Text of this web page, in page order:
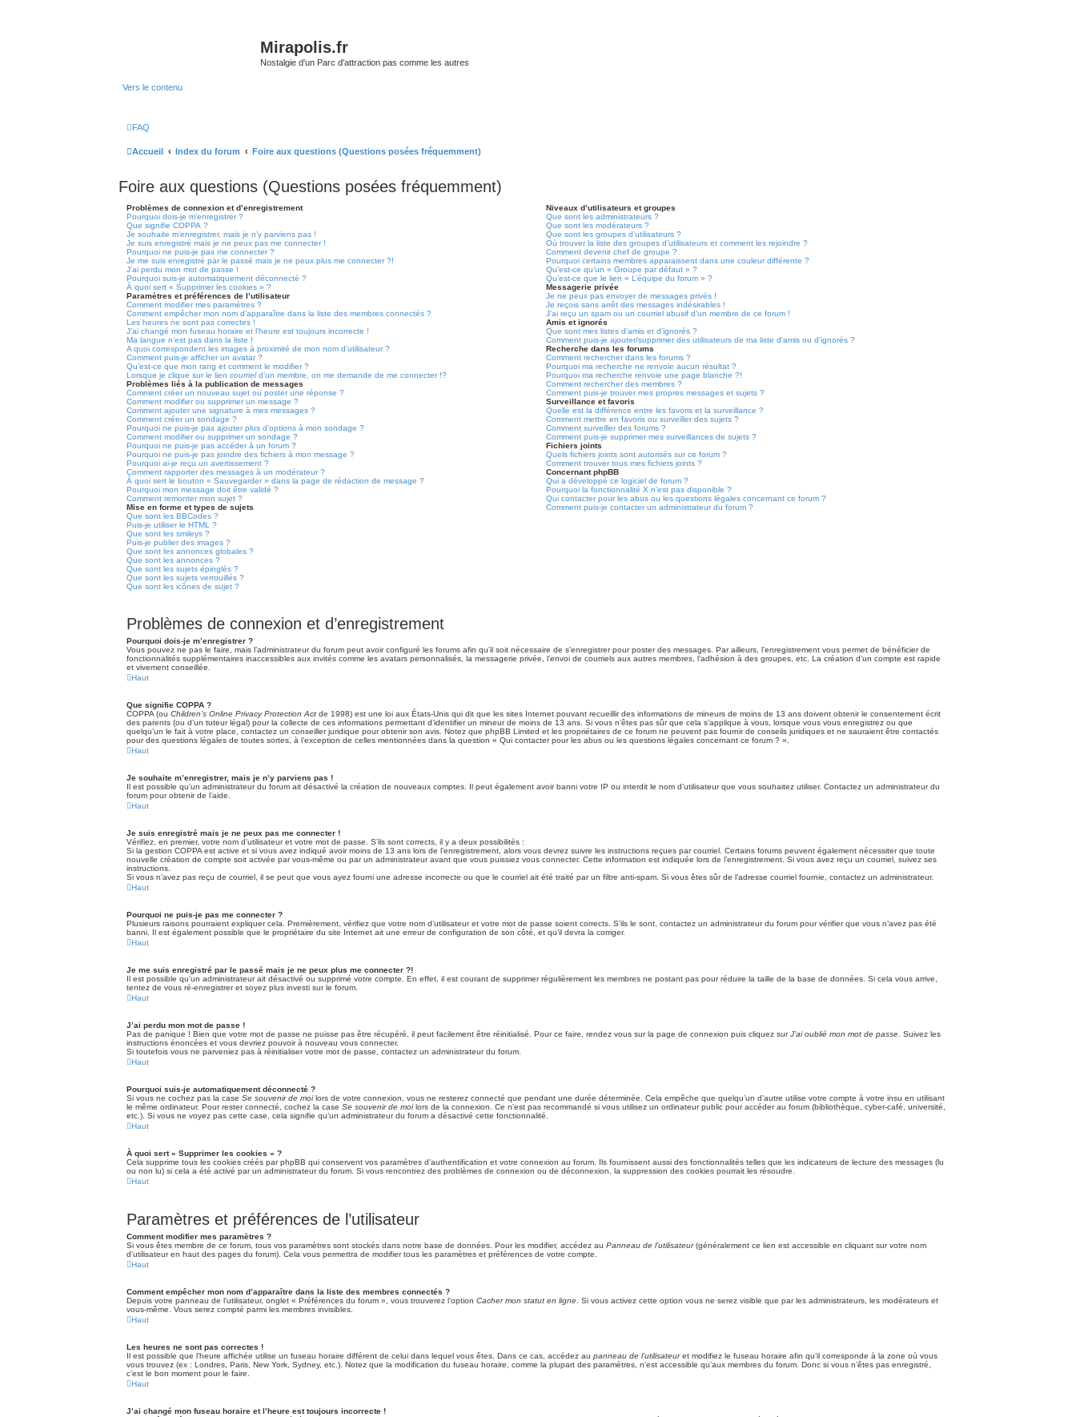
Mirapolis.fr
Nostalgie d'un Parc d'attraction pas comme les autres
Vers le contenu
FAQ
Accueil Index du forum Foire aux questions (Questions posées fréquemment)
Foire aux questions (Questions posées fréquemment)
Problèmes de connexion et d’enregistrement
Pourquoi dois-je m’enregistrer ?
Que signifie COPPA ?
Je souhaite m’enregistrer, mais je n’y parviens pas !
Je suis enregistré mais je ne peux pas me connecter !
Pourquoi ne puis-je pas me connecter ?
Je me suis enregistré par le passé mais je ne peux plus me connecter ?!
J’ai perdu mon mot de passe !
Pourquoi suis-je automatiquement déconnecté ?
À quoi sert « Supprimer les cookies » ?
Paramètres et préférences de l’utilisateur
Comment modifier mes paramètres ?
Comment empêcher mon nom d’apparaître dans la liste des membres connectés ?
Les heures ne sont pas correctes !
J’ai changé mon fuseau horaire et l’heure est toujours incorrecte !
Ma langue n’est pas dans la liste !
A quoi correspondent les images à proximité de mon nom d’utilisateur ?
Comment puis-je afficher un avatar ?
Qu’est-ce que mon rang et comment le modifier ?
Lorsque je clique sur le lien courrield’un membre, on me demande de me connecter !?
Problèmes liés à la publication de messages
Comment créer un nouveau sujet ou poster une réponse ?
Comment modifier ou supprimer un message ?
Comment ajouter une signature à mes messages ?
Comment créer un sondage ?
Pourquoi ne puis-je pas ajouter plus d’options à mon sondage ?
Comment modifier ou supprimer un sondage ?
Pourquoi ne puis-je pas accéder à un forum ?
Pourquoi ne puis-je pas joindre des fichiers à mon message ?
Pourquoi ai-je reçu un avertissement ?
Comment rapporter des messages à un modérateur ?
À quoi sert le bouton « Sauvegarder » dans la page de rédaction de message ?
Pourquoi mon message doit être validé ?
Comment remonter mon sujet ?
Mise en forme et types de sujets
Que sont les BBCodes ?
Puis-je utiliser le HTML ?
Que sont les smileys ?
Puis-je publier des images ?
Que sont les annonces globales ?
Que sont les annonces ?
Que sont les sujets épinglés ?
Que sont les sujets verrouillés ?
Que sont les icônes de sujet ?
Niveaux d’utilisateurs et groupes
Que sont les administrateurs ?
Que sont les modérateurs ?
Que sont les groupes d’utilisateurs ?
Où trouver la liste des groupes d’utilisateurs et comment les rejoindre ?
Comment devenir chef de groupe ?
Pourquoi certains membres apparaissent dans une couleur différente ?
Qu’est-ce qu’un « Groupe par défaut » ?
Qu’est-ce que le lien « L’équipe du forum » ?
Messagerie privée
Je ne peux pas envoyer de messages privés !
Je reçois sans arrêt des messages indésirables !
J’ai reçu un spam ou un courriel abusif d’un membre de ce forum !
Amis et ignorés
Que sont mes listes d’amis et d’ignorés ?
Comment puis-je ajouter/supprimer des utilisateurs de ma liste d’amis ou d’ignorés ?
Recherche dans les forums
Comment rechercher dans les forums ?
Pourquoi ma recherche ne renvoie aucun résultat ?
Pourquoi ma recherche renvoie une page blanche ?!
Comment rechercher des membres ?
Comment puis-je trouver mes propres messages et sujets ?
Surveillance et favoris
Quelle est la différence entre les favoris et la surveillance ?
Comment mettre en favoris ou surveiller des sujets ?
Comment surveiller des forums ?
Comment puis-je supprimer mes surveillances de sujets ?
Fichiers joints
Quels fichiers joints sont autorisés sur ce forum ?
Comment trouver tous mes fichiers joints ?
Concernant phpBB
Qui a développé ce logiciel de forum ?
Pourquoi la fonctionnalité X n’est pas disponible ?
Qui contacter pour les abus ou les questions légales concernant ce forum ?
Comment puis-je contacter un administrateur du forum ?
Problèmes de connexion et d’enregistrement
Pourquoi dois-je m’enregistrer ?
Vous pouvez ne pas le faire, mais l’administrateur du forum peut avoir configuré les forums afin qu’il soit nécessaire de s’enregistrer pour poster des messages. Par ailleurs, l’enregistrement vous permet de bénéficier de
fonctionnalités supplémentaires inaccessibles aux invités comme les avatars personnalisés, la messagerie privée, l’envoi de courriels aux autres membres, l’adhésion à des groupes, etc. La création d’un compte est rapide
et vivement conseillée.
Haut
Que signifie COPPA ?
COPPA (ou Children’s Online Privacy Protection Act de 1998) est une loi aux États-Unis qui dit que les sites Internet pouvant recueillir des informations de mineurs de moins de 13 ans doivent obtenir le consentement écrit
des parents (ou d’un tuteur légal) pour la collecte de ces informations permettant d’identifier un mineur de moins de 13 ans. Si vous n’êtes pas sûr que cela s’applique à vous, lorsque vous vous enregistrez ou que
quelqu’un le fait à votre place, contactez un conseiller juridique pour obtenir son avis. Notez que phpBB Limited et les propriétaires de ce forum ne peuvent pas fournir de conseils juridiques et ne sauraient être contactés
pour des questions légales de toutes sortes, à l’exception de celles mentionnées dans la question « Qui contacter pour les abus ou les questions légales concernant ce forum ? ».
Haut
Je souhaite m’enregistrer, mais je n’y parviens pas !
Il est possible qu’un administrateur du forum ait désactivé la création de nouveaux comptes. Il peut également avoir banni votre IP ou interdit le nom d’utilisateur que vous souhaitez utiliser. Contactez un administrateur du
forum pour obtenir de l’aide.
Haut
Je suis enregistré mais je ne peux pas me connecter !
Vérifiez, en premier, votre nom d’utilisateur et votre mot de passe. S’ils sont corrects, il y a deux possibilités :
Si la gestion COPPA est active et si vous avez indiqué avoir moins de 13 ans lors de l’enregistrement, alors vous devrez suivre les instructions reçues par courriel. Certains forums peuvent également nécessiter que toute
nouvelle création de compte soit activée par vous-même ou par un administrateur avant que vous puissiez vous connecter. Cette information est indiquée lors de l’enregistrement. Si vous avez reçu un courriel, suivez ses
instructions.
Si vous n’avez pas reçu de courriel, il se peut que vous ayez fourni une adresse incorrecte ou que le courriel ait été traité par un filtre anti-spam. Si vous êtes sûr de l’adresse courriel fournie, contactez un administrateur.
Haut
Pourquoi ne puis-je pas me connecter ?
Plusieurs raisons pourraient expliquer cela. Premièrement, vérifiez que votre nom d’utilisateur et votre mot de passe soient corrects. S’ils le sont, contactez un administrateur du forum pour vérifier que vous n’avez pas été
banni. Il est également possible que le propriétaire du site Internet ait une erreur de configuration de son côté, et qu’il devra la corriger.
Haut
Je me suis enregistré par le passé mais je ne peux plus me connecter ?!
Il est possible qu’un administrateur ait désactivé ou supprimé votre compte. En effet, il est courant de supprimer régulièrement les membres ne postant pas pour réduire la taille de la base de données. Si cela vous arrive,
tentez de vous ré-enregistrer et soyez plus investi sur le forum.
Haut
J’ai perdu mon mot de passe !
Pas de panique ! Bien que votre mot de passe ne puisse pas être récupéré, il peut facilement être réinitialisé. Pour ce faire, rendez vous sur la page de connexion puis cliquez surJ’ai oublié mon mot de passe . Suivez les
instructions énoncées et vous devriez pouvoir à nouveau vous connecter.
Si toutefois vous ne parveniez pas à réinitialiser votre mot de passe, contactez un administrateur du forum.
Haut
Pourquoi suis-je automatiquement déconnecté ?
Si vous ne cochez pas la case Se souvenir de moilors de votre connexion, vous ne resterez connecté que pendant une durée déterminée. Cela empêche que quelqu’un d’autre utilise votre compte à votre insu en utilisant
le même ordinateur. Pour rester connecté, cochez la case Se souvenir de moilors de la connexion. Ce n’est pas recommandé si vous utilisez un ordinateur public pour accéder au forum (bibliothèque, cyber-café, université,
etc.). Si vous ne voyez pas cette case, cela signifie qu’un administrateur du forum a désactivé cette fonctionnalité.
Haut
À quoi sert « Supprimer les cookies » ?
Cela supprime tous les cookies créés par phpBB qui conservent vos paramètres d’authentification et votre connexion au forum. Ils fournissent aussi des fonctionnalités telles que les indicateurs de lecture des messages (lu
ou non lu) si cela a été activé par un administrateur du forum. Si vous rencontrez des problèmes de connexion ou de déconnexion, la suppression des cookies pourrait les résoudre.
Haut
Paramètres et préférences de l’utilisateur
Comment modifier mes paramètres ?
Si vous êtes membre de ce forum, tous vos paramètres sont stockés dans notre base de données. Pour les modifier, accédez au Panneau de l’utilisateur(généralement ce lien est accessible en cliquant sur votre nom
d’utilisateur en haut des pages du forum). Cela vous permettra de modifier tous les paramètres et préférences de votre compte.
Haut
Comment empêcher mon nom d’apparaître dans la liste des membres connectés ?
Depuis votre panneau de l’utilisateur, onglet « Préférences du forum », vous trouverez l’option Cacher mon statut en ligne . Si vous activez cette option vous ne serez visible que par les administrateurs, les modérateurs et
vous-même. Vous serez compté parmi les membres invisibles.
Haut
Les heures ne sont pas correctes !
Il est possible que l’heure affichée utilise un fuseau horaire différent de celui dans lequel vous êtes. Dans ce cas, accédez au panneau de l’utilisateuret modifiez le fuseau horaire afin qu’il corresponde à la zone où vous
vous trouvez (ex : Londres, Paris, New York, Sydney, etc.). Notez que la modification du fuseau horaire, comme la plupart des paramètres, n’est accessible qu’aux membres du forum. Donc si vous n’êtes pas enregistré,
c’est le bon moment pour le faire.
Haut
J’ai changé mon fuseau horaire et l’heure est toujours incorrecte !